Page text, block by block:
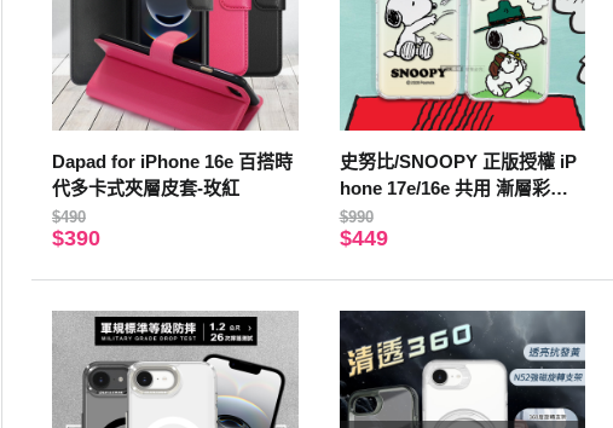
Dapad for iPhone 16e 百搭時
代多卡式夾層皮套-玫紅
$490
$390
史努比/SNOOPY 正版授權 iP
hone 17e/16e 共用 漸層彩繪
空壓手機殼(紙飛機)
$990
$449